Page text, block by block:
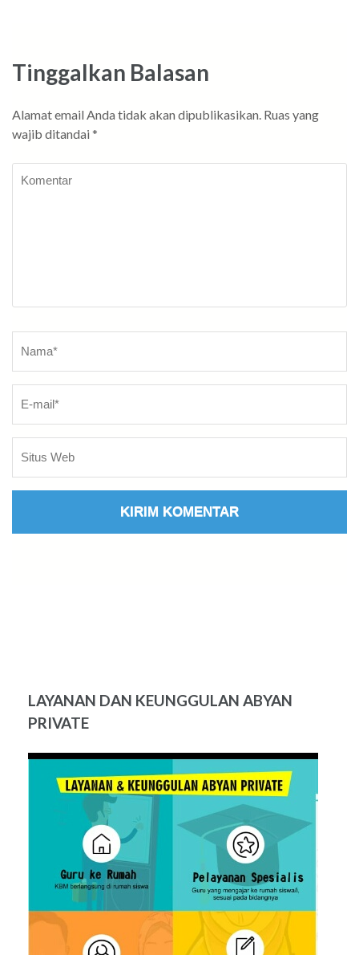
Tinggalkan Balasan
Alamat email Anda tidak akan dipublikasikan. Ruas yang
wajib ditandai *
LAYANAN DAN KEUNGGULAN ABYAN
PRIVATE